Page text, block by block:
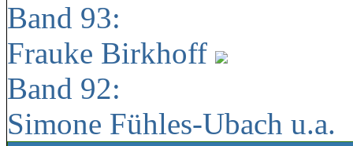
Band 93:
Frauke Birkhoff
Band 92:
Simone Fühles-Ubach u.a.